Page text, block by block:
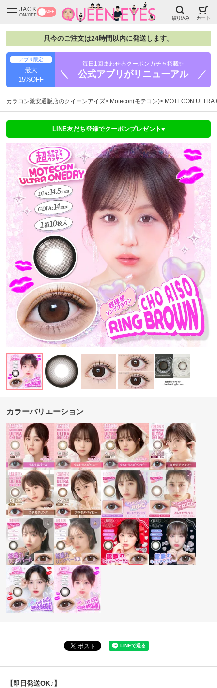
JACK
ON/OFF
OFF
絞り込み カート
只今のご注文は24時間以内に発送します。
アプリ限定
最大
15%OFF
毎日1回まわせるクーポンガチャ搭載✨
＼ 公式アプリがリニューアル ／
カラコン激安通販店のクイーンアイズ Motecon(モテコン) MOTECON
LINE友だち登録でクーポンプレゼント♥
カラーバリエーション
【即日発送OK♪】